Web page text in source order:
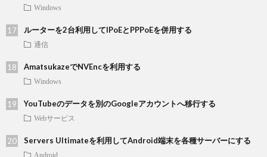
Windows
ルーターを2台利用してIPoEとPPPoEを併用する
通信
AmatsukazeでNVEncを利用する
Windows
YouTubeのデータを別のGoogleアカウントへ移行する
Webサービス
Servers Ultimateを利用してAndroid端末を各種サーバーにする
Android